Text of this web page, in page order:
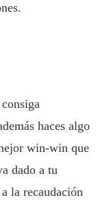
haces algo
win-win que
dado a tu
la recaudación